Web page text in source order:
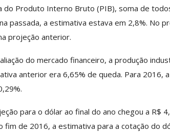
do Produto Interno Bruto (PIB), soma de
passada, a estimativa estava em 2,8%. No
projeção anterior.
do mercado financeiro, a produção
anterior era 6,65% de queda. Para 2016,
para o dólar ao final do ano chegou a R$
fim de 2016, a estimativa para a cotação do
Clube De Benefícios
Reúne Dezenas De
Comunicacao 29 jun, 2026
IMPRENSA